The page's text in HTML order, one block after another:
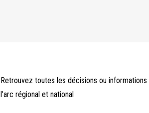
Retrouvez toutes les décisions ou
l’arc régional et national